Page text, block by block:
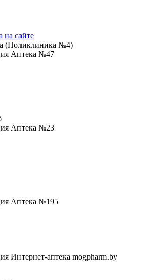
на сайте
(Поликлиника №4)
Аптека №47
Аптека №23
Аптека №195
Интернет-аптека mogpharm.by